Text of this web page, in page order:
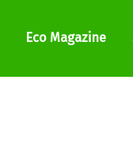
Eco Magazine